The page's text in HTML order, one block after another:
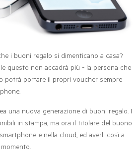
i buoni regalo si dimenticano a casa?
questo non accadrà più - la persona che
potrà portare il propri voucher sempre
una nuova generazione di buoni regalo. I
in stampa, ma ora il titolare del buono
e nella cloud, ed averli così a